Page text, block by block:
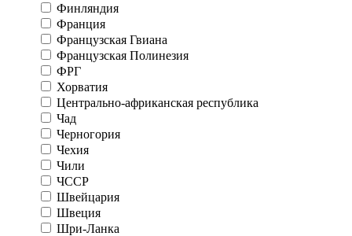
Финляндия
Франция
Французская Гвиана
Французская Полинезия
ФРГ
Хорватия
Центрально-африканская республика
Чад
Черногория
Чехия
Чили
ЧССР
Швейцария
Швеция
Шри-Ланка